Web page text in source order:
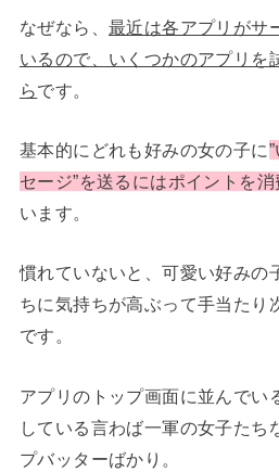
なぜなら、 最近は各アプリがサ
いるので、いくつかのアプリを
らです。
基本的にどれも好みの女の子に
セージ”を送るにはポイントを
います。
慣れていないと、可愛い好みの
ちに気持ちが高ぶって手当たり
です。
アプリのトップ画面に並んでい
している言わば一軍の女子たち
プバッターばかり。